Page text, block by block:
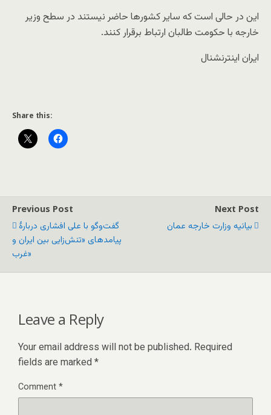
این در حالی است که سایر کشورها حاضر نیستند در سطح وزیر
خارجه با حکومت طالبان ارتباط برقرار کنند.
ایران اینترنشنال
Share this:
Previous Post
گفت‌وگو با علی افشاری دربارۀ
پیامدهای «تنش‌زایی بین ایران و
غرب»
Next Post
بیانیه وزارت خارجه عمان
Leave a Reply
Your email address will not be published. Required
fields are marked *
Comment*